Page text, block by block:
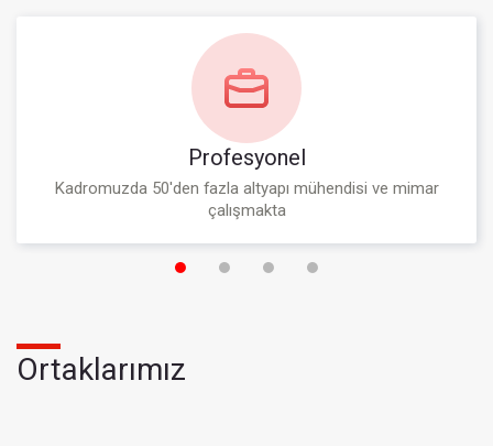
Profesyonel
Kadromuzda 50'den fazla altyapı mühendisi ve mimar
çalışmakta
Ortaklarımız